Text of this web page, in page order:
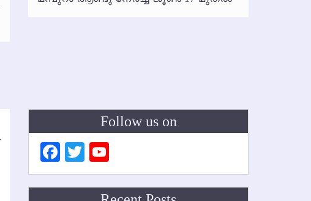
Follow us on
Facebook
Twitter
Channel